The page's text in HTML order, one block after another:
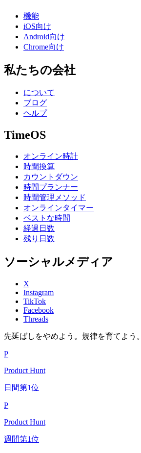
機能
iOS向け
Android向け
Chrome向け
私たちの会社
について
ブログ
ヘルプ
TimeOS
オンライン時計
時間換算
カウントダウン
時間プランナー
時間管理メソッド
オンラインタイマー
ベストな時間
経過日数
残り日数
ソーシャルメディア
X
Instagram
TikTok
Facebook
Threads
先延ばしをやめよう。規律を育てよう。
P
Product Hunt
日間第1位
P
Product Hunt
週間第1位